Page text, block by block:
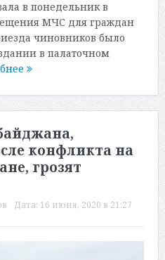
в понедельник в
МЧС для граждан
чиновников было
в палаточном
конфликта на
грозят
Дата: 16 июня, 2020 в 21:27